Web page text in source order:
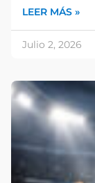
LEER MÁS »
Julio 2, 2026